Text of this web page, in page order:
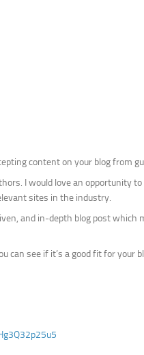
content on your blog from
I would love an opportunity
sites in the industry.
and in-depth blog post which
can see if it’s a good fit for your